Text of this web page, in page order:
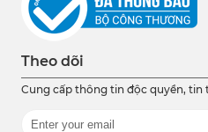
Theo dõi
Cung cấp thông tin độc quyền, tin